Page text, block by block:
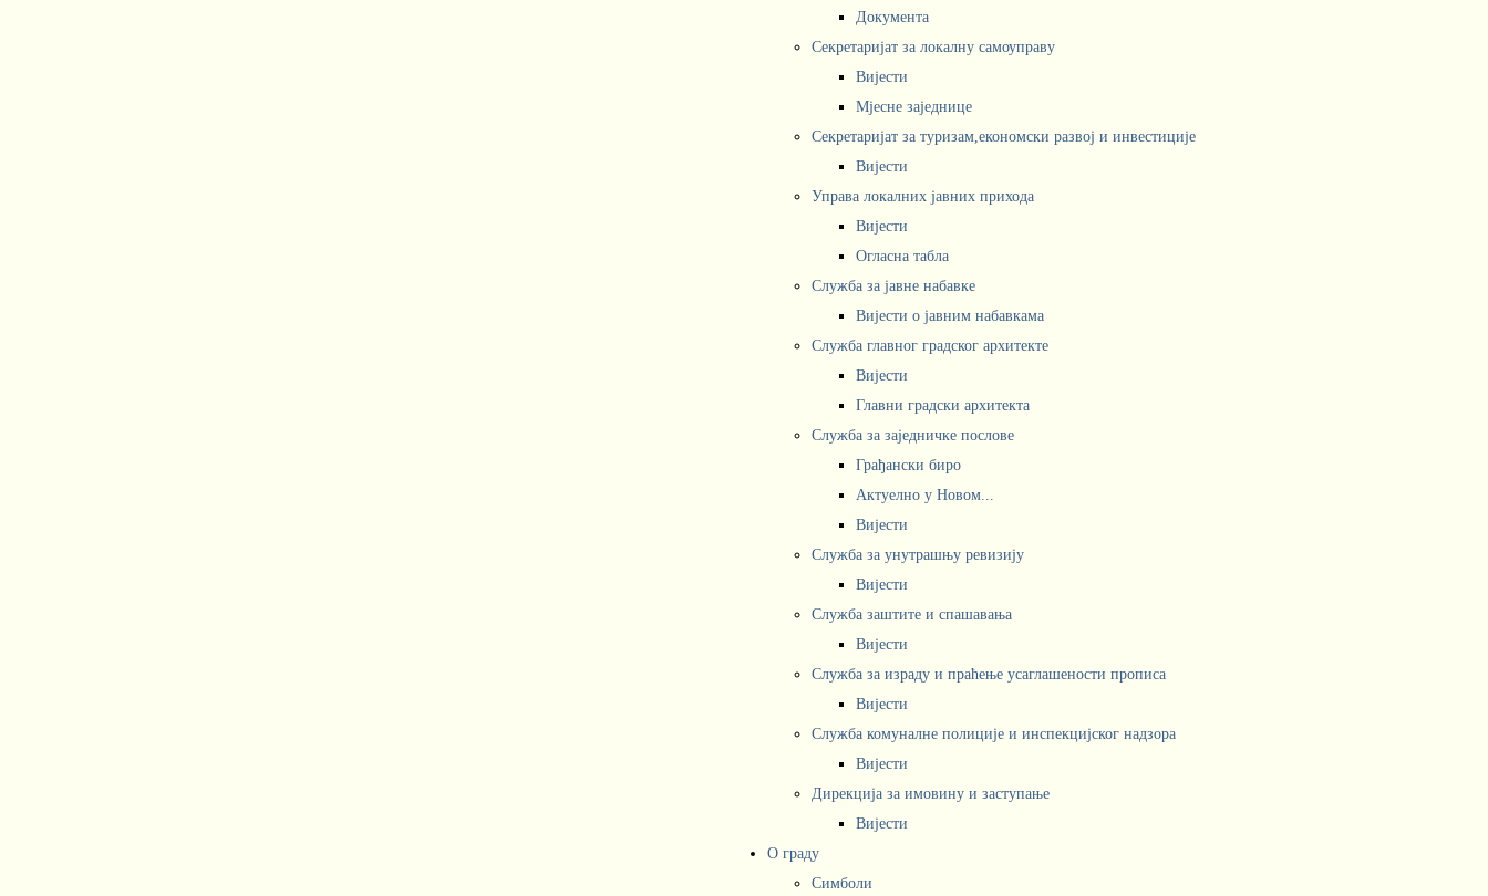
Документа
Секретаријат за локалну самоуправу
Вијести
Мјесне заједнице
Секретаријат за туризам,економски развој и инвестиције
Вијести
Управа локалних јавних прихода
Вијести
Огласна табла
Служба за јавне набавке
Вијести о јавним набавкама
Служба главног градског архитекте
Вијести
Главни градски архитекта
Служба за заједничке послове
Грађански биро
Актуелно у Новом...
Вијести
Служба за унутрашњу ревизију
Вијести
Служба заштите и спашавања
Вијести
Служба за израду и праћење усаглашености прописа
Вијести
Служба комуналне полиције и инспекцијског надзора
Вијести
Дирекција за имовину и заступање
Вијести
О граду
Симболи